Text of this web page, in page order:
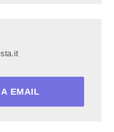
EMAIL